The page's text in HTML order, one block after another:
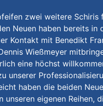
zwei weitere Schiris
Neuen haben bereits
Kontakt mit Benedikt
Wießmeyer
eine höchst
unserer
haben die beiden
eigenen Reihen,